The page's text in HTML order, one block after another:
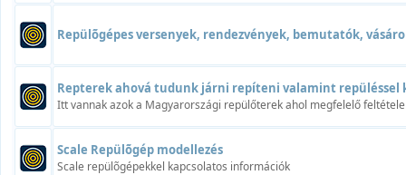
Repülõgépes versenyek, rendezvények, bemutatók,
Repterek ahová tudunk járni repíteni valamint repüléssel
Itt vannak azok a Magyarországi repülőterek ahol megfelelő
Scale Repülõgép modellezés
Scale repülõgépekkel kapcsolatos információk